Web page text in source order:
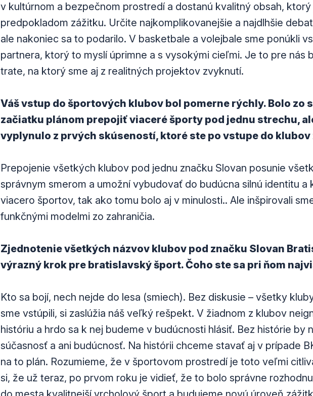
v kultúrnom a bezpečnom prostredí a dostanú kvalitný obsah, ktorý
predpokladom zážitku. Určite najkomplikovanejšie a najdlhšie
ale nakoniec sa to podarilo. V basketbale a volejbale sme ponúkli
partnera, ktorý to myslí úprimne a s vysokými cieľmi. Je to pre nás
trate, na ktorý sme aj z realitných projektov zvyknutí.
Váš vstup do športových klubov bol pomerne rýchly. Bolo zo
začiatku plánom prepojiť viaceré športy pod jednu strechu,
vyplynulo z prvých skúseností, ktoré ste po vstupe do
Prepojenie všetkých klubov pod jednu značku Slovan posunie
správnym smerom a umožní vybudovať do budúcna silnú identitu a
viacero športov, tak ako tomu bolo aj v minulosti.. Ale inšpirovali
funkčnými modelmi zo zahraničia.
Zjednotenie všetkých názvov klubov pod značku Slovan
výrazný krok pre bratislavský šport. Čoho ste sa pri ňom
Kto sa bojí, nech nejde do lesa (smiech). Bez diskusie – všetky
sme vstúpili, si zaslúžia náš veľký rešpekt. V žiadnom z klubov
históriu a hrdo sa k nej budeme v budúcnosti hlásiť. Bez histórie by
súčasnosť a ani budúcnosť. Na histórii chceme stavať aj v prípade
na to plán. Rozumieme, že v športovom prostredí je toto veľmi
si, že už teraz, po prvom roku je vidieť, že to bolo správne